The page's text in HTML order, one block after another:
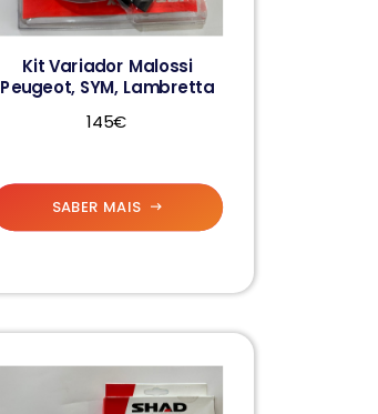
Kit Variador Malossi
Peugeot, SYM, Lambretta
145€
SABER MAIS